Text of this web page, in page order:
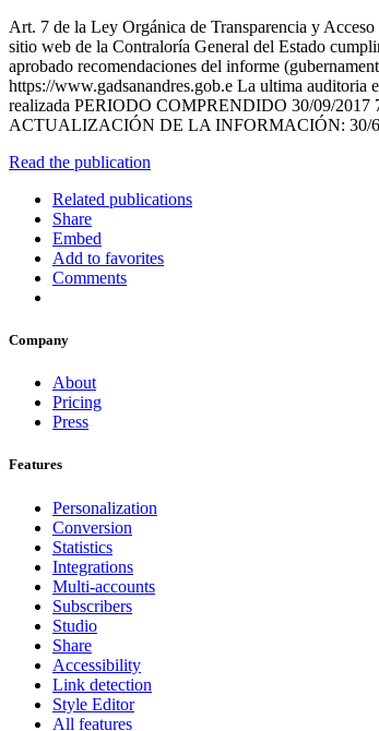
Art. 7 de la Ley Orgánica de Transparencia y
sitio web de la Contraloría General del Estado
aprobado recomendaciones del informe
https://www.gadsanandres.gob.e La ultima
realizada PERIODO COMPRENDIDO 30/09/
ACTUALIZACIÓN DE LA INFORMACIÓN:
Read the publication
Related publications
Share
Embed
Add to favorites
Comments
Company
About
Pricing
Press
Features
Personalization
Conversion
Statistics
Integrations
Multi-accounts
Subscribers
Studio
Share
Accessibility
Link detection
Style Editor
All features